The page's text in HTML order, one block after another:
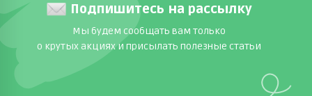
Подпишитесь на рассылку
Мы будем сообщать вам только
о крутых акциях и присылать полезные статьи